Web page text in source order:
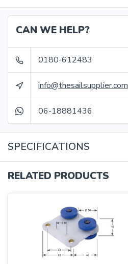
CAN WE HELP?
0180-612483
info@thesailsupplier.com
06-18881436
SPECIFICATIONS
RELATED PRODUCTS